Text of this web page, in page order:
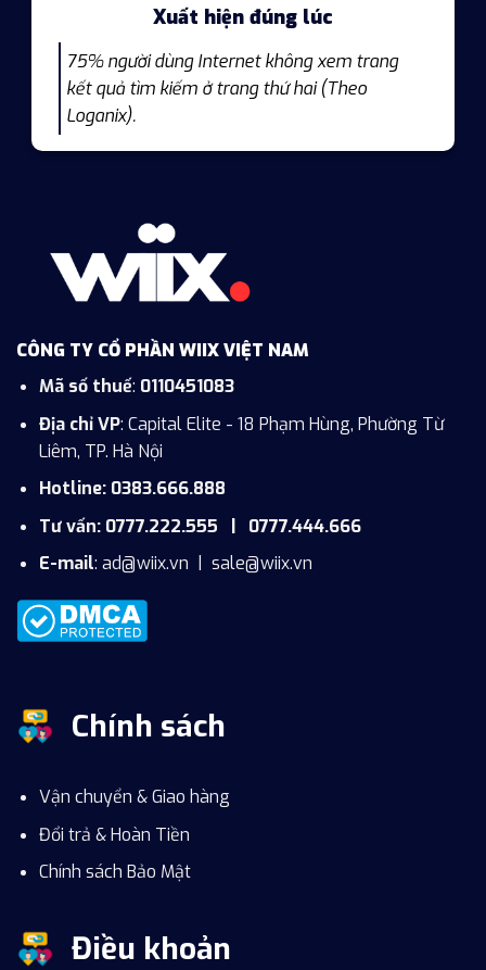
Xuất hiện đúng lúc
75% người dùng Internet không xem trang
kết quả tìm kiếm ở trang thứ hai (Theo
Loganix).
CÔNG TY CỔ PHẦN WIIX VIỆT NAM
Mã số thuế: 0110451083
Địa chỉ VP: Capital Elite - 18 Phạm Hùng, Phường Từ
Liêm, TP. Hà Nội
Hotline: 0383.666.888
Tư vấn: 0777.222.555 | 0777.444.666
E-mail: ad@wiix.vn sale@wiix.vn
Chính sách
Vận chuyển & Giao hàng
Đổi trả & Hoàn Tiền
Chính sách Bảo Mật
Điều khoản